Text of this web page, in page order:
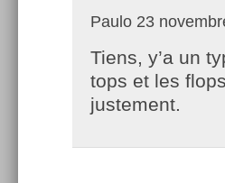
Paulo 23
Tiens, y’a un
tops et les
justement.